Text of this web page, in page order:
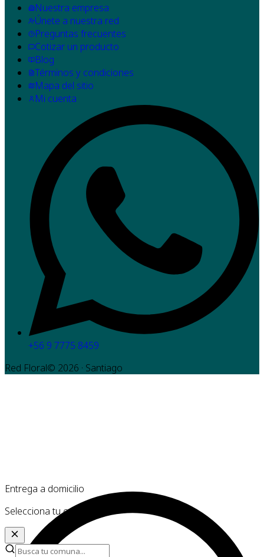
Nuestra empresa
Únete a nuestra red
Preguntas frecuentes
Cotizar un producto
Blog
Términos y condiciones
Mapa del sitio
Mi cuenta
+56 9 7775 8459
Red Floral© 2026 · Santiago
Entrega a domicilio
Selecciona tu comuna